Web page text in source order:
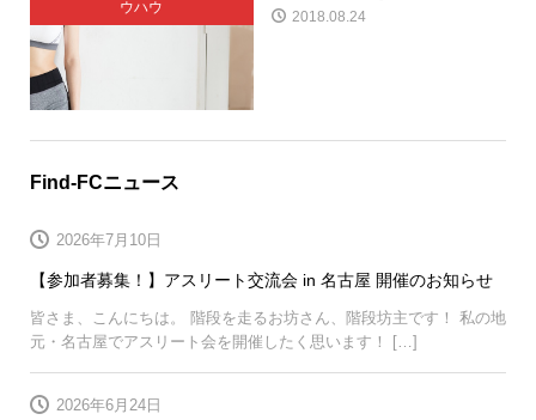
ウハウ
2018.08.24
Find-FCニュース
【参加者募集！】アスリート交流会 in 名古屋 開催のお知らせ
2026年7月10日
皆さま、こんにちは。 階段を走るお坊さん、階段坊主です！ 私の地
元・名古屋でアスリート会を開催したく思います！ […]
2026年6月24日